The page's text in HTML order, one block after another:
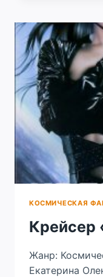
КОСМИЧЕСКАЯ
Крейсер
Жанр:
Екатерина